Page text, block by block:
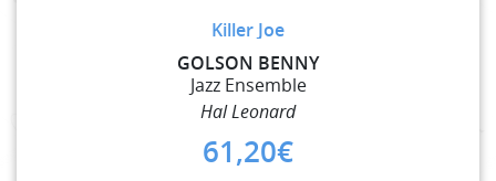
Killer Joe
GOLSON BENNY
Jazz Ensemble
Hal Leonard
61,20€